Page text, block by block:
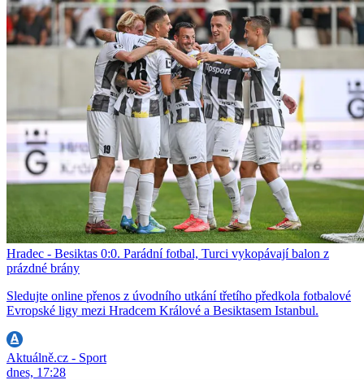
Hradec - Besiktas 0:0. Parádní fotbal, Turci vykopávají balon z
prázdné brány
Sledujte online přenos z úvodního utkání třetího předkola fotbalové
Evropské ligy mezi Hradcem Králové a Besiktasem Istanbul.
Aktuálně.cz - Sport
dnes, 17:28